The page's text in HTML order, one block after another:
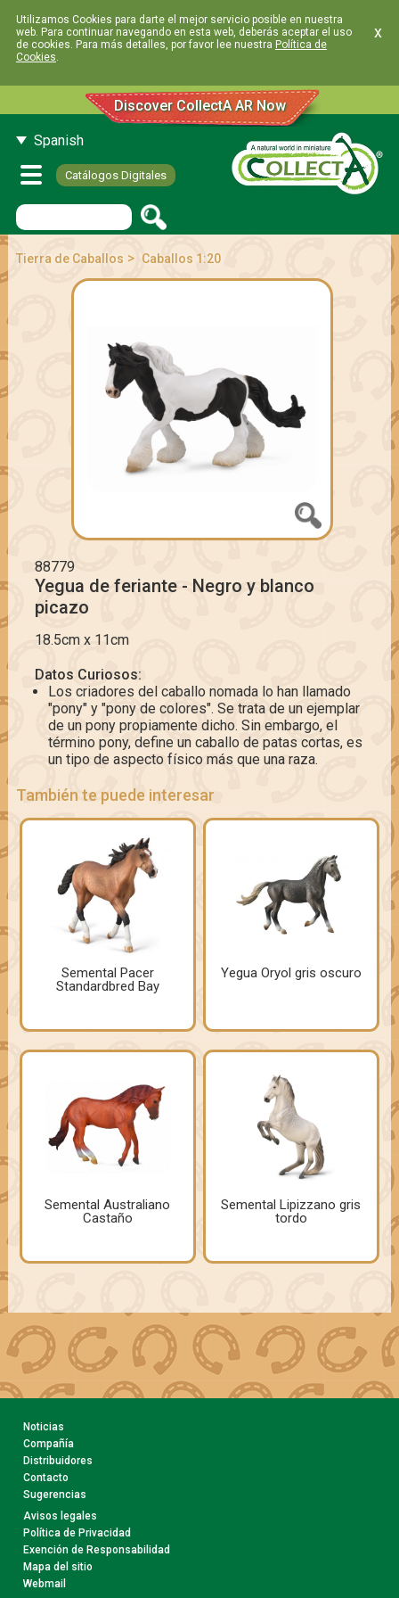
Utilizamos Cookies para darte el mejor servicio posible en nuestra
web. Para continuar navegando en esta web, deberás aceptar el uso
de cookies. Para más detalles, por favor lee nuestra Política de
Cookies.
x
Discover CollectA AR Now
Spanish
Catálogos Digitales
Tierra de Caballos > Caballos 1:20
88779
Yegua de feriante - Negro y blanco
picazo
18.5cm x 11cm
Datos Curiosos:
Los criadores del caballo nomada lo han llamado
"pony" y "pony de colores". Se trata de un ejemplar
de un pony propiamente dicho. Sin embargo, el
término pony, define un caballo de patas cortas, es
un tipo de aspecto físico más que una raza.
También te puede interesar
Semental Pacer
Standardbred Bay
Yegua Oryol gris oscuro
Semental Australiano
Castaño
Semental Lipizzano gris
tordo
Noticias
Compañía
Distribuidores
Contacto
Sugerencias
Avisos legales
Política de Privacidad
Exención de Responsabilidad
Mapa del sitio
Webmail